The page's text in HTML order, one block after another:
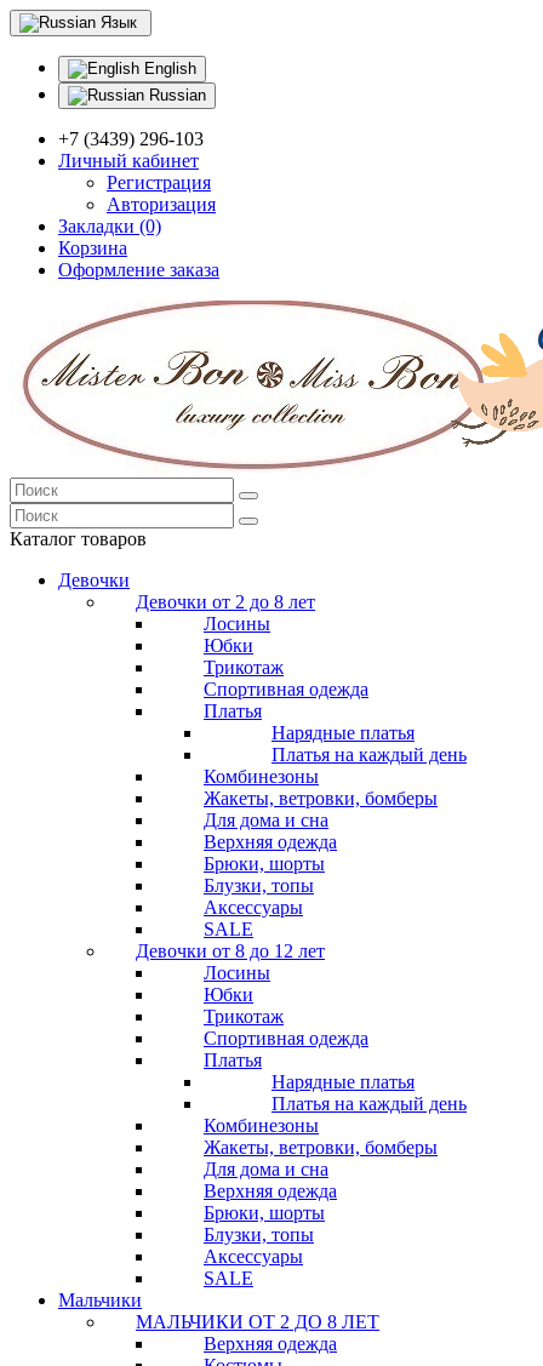
Язык
English
Russian
+7 (3439) 296-103
Личный кабинет
Регистрация
Авторизация
Закладки (0)
Корзина
Оформление заказа
Каталог товаров
Девочки
Девочки от 2 до 8 лет
Лосины
Юбки
Трикотаж
Спортивная одежда
Платья
Нарядные платья
Платья на каждый день
Комбинезоны
Жакеты, ветровки, бомберы
Для дома и сна
Верхняя одежда
Брюки, шорты
Блузки, топы
Аксессуары
SALE
Девочки от 8 до 12 лет
Лосины
Юбки
Трикотаж
Спортивная одежда
Платья
Нарядные платья
Платья на каждый день
Комбинезоны
Жакеты, ветровки, бомберы
Для дома и сна
Верхняя одежда
Брюки, шорты
Блузки, топы
Аксессуары
SALE
Мальчики
МАЛЬЧИКИ ОТ 2 ДО 8 ЛЕТ
Верхняя одежда